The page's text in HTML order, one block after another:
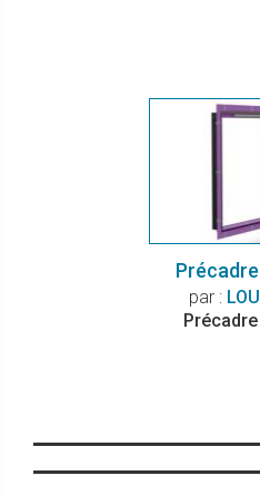
par :